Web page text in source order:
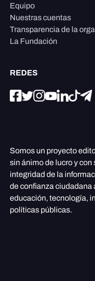
Equipo
Nuestras cuentas
Transparencia de la
La Fundación
REDES
Somos un proyecto
sin ánimo de lucro y
integridad de la
de confianza ciudadana
educación, tecnología,
políticas públicas.